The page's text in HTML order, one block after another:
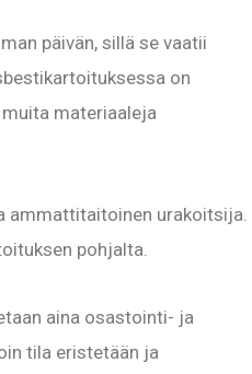
päivän, sillä se vaatii
on
materiaaleja
ammattitaitoinen urakoitsija.
pohjalta.
aina osastointi- ja
tila eristetään ja